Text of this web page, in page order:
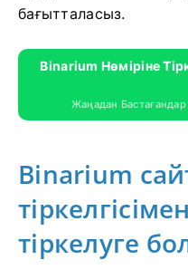
бағытталасыз.
Binarium Нөміріне
Жаңадан
Binarium
тіркелуге